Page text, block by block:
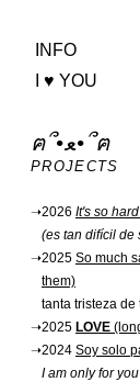
INFO
I ♥ YOU
ฅ՞•ﻌ•՞ฅ
PROJECTS
➝2026 It's so
(es tan difícil de
➝2025 So much
them)
tanta tristeza
➝2025 LOVE
➝2024 Soy solo
I am only for you